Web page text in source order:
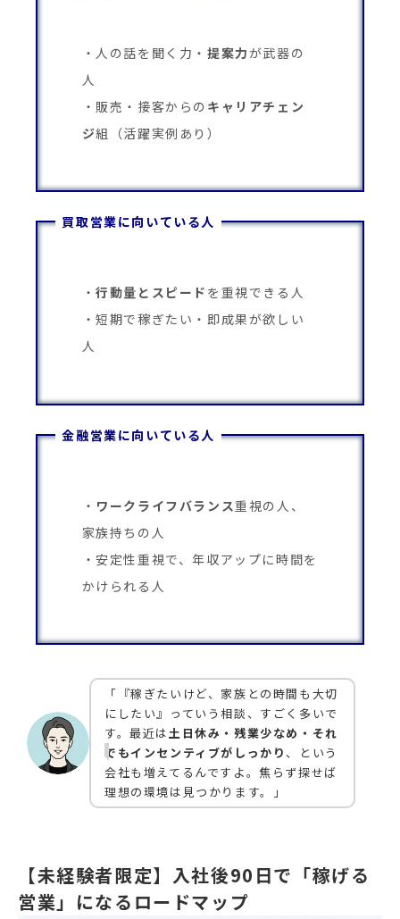
人の話を聞く力・提案力が武器の
人
販売・接客からの キャリアチェン
ジ組（活躍実例あり）
買取営業に向いている人
行動量とスピード を重視できる人
短期で稼ぎたい・即成果が欲しい
人
金融営業に向いている人
ワークライフバランス重視の人、
家族持ちの人
安定性重視で、年収アップに時間を
かけられる人
「『稼ぎたいけど、家族との時間も大切
にしたい』っていう相談、すごく多いで
す。最近は土日休み・残業少なめ・それ
でもインセンティブがしっかり 、という
会社も増えてるんですよ。焦らず探せば
理想の環境は見つかります。」
【未経験者限定】入社後90日で「稼げる
営業」になるロードマップ